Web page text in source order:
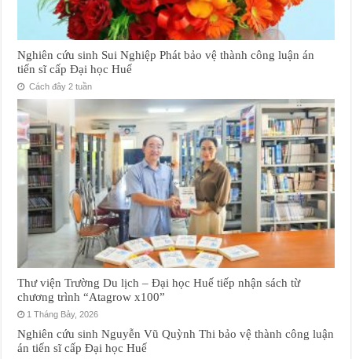
Nghiên cứu sinh Sui Nghiệp Phát bảo vệ thành công luận án
tiến sĩ cấp Đại học Huế
Cách đây 2 tuần
Thư viện Trường Du lịch – Đại học Huế tiếp nhận sách từ
chương trình “Atagrow x100”
1 Tháng Bảy, 2026
Nghiên cứu sinh Nguyễn Vũ Quỳnh Thi bảo vệ thành công luận
án tiến sĩ cấp Đại học Huế